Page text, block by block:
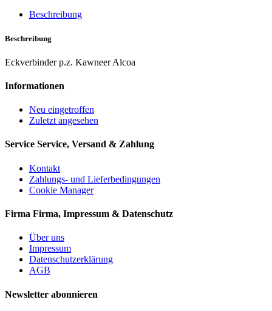
Beschreibung
Beschreibung
Eckverbinder p.z. Kawneer Alcoa
Informationen
Neu eingetroffen
Zuletzt angesehen
Service Service, Versand & Zahlung
Kontakt
Zahlungs- und Lieferbedingungen
Cookie Manager
Firma Firma, Impressum & Datenschutz
Über uns
Impressum
Datenschutzerklärung
AGB
Newsletter abonnieren